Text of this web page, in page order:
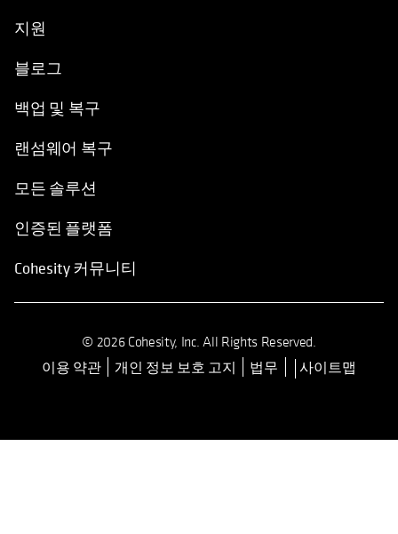
지원
블로그
백업 및 복구
랜섬웨어 복구
모든 솔루션
인증된 플랫폼
Cohesity 커뮤니티
© 2026 Cohesity, Inc. All Rights Reserved.
이용 약관 opens in a new tab
개인 정보 보호 고지 법무 사이트맵